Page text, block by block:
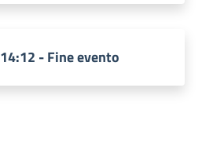
14:12 - Fine evento